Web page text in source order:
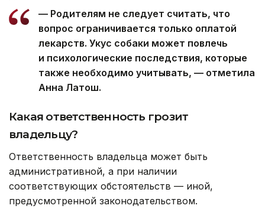
— Родителям не следует считать, что
вопрос ограничивается только оплатой
лекарств. Укус собаки может повлечь
и психологические последствия, которые
также необходимо учитывать, — отметила
Анна Латош.
Какая ответственность грозит
владельцу?
Ответственность владельца может быть
административной, а при наличии
соответствующих обстоятельств — иной,
предусмотренной законодательством.